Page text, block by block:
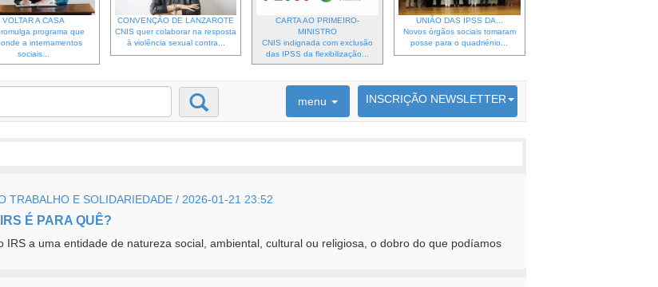
VOLTAR A CASA
programa que
a internamentos
sociais...
CONVENÇÃO DE LANZAROTE
CNIS quer colaborar na resposta
à violência sexual contra...
CARTA AO PRIMEIRO-
MINISTRO
CNIS indignada com exclusão
das IPSS da flexibilização...
UNIÃO DAS IPSS DA...
Novos órgãos sociais tomaram
posse para o quadriénio...
menu INSCRIÇÃO NEWSLETTER
TRABALHO E SOLIDARIEDADE / 2026-01-21 23:52
É PARA QUÊ?
a uma entidade de natureza social, ambiental, cultural ou religiosa, o dobro do que podíamos